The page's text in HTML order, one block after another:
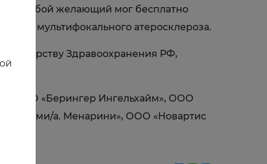
любой желающий мог бесплатно
мультифокального атеросклероза.
Здравоохранения РФ,
ООО «Берингер Ингельхайм», ООО
Хеми/а. Менарини», ООО «Новартис